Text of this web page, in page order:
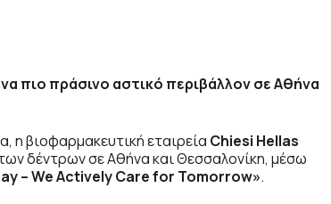
πιο πράσινο αστικό περιβάλλονσε Αθήνα
η βιοφαρμακευτική εταιρεία Chiesi Hellas
δέντρων σε Αθήνα και Θεσσαλονίκη, μέσω
–WeActivelyCarefor Tomorrow».